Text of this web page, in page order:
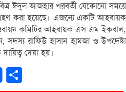
ঈদুল আজহার পরবর্তী যেকোনো সময়ে
করা হয়েছে। এজন্যে একটি আহবায়ক
কমিটির আহবায়ক এস এম ইকবাল,
রাফিউ হাসান হামজা ও উপদেষ্টা
দেয়া হয়।